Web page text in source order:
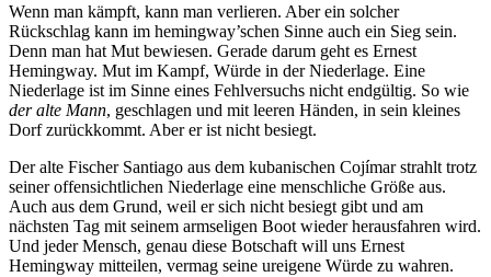
Wenn man kämpft, kann man verlieren. Aber ein solcher
Rückschlag kann im hemingway’schen Sinne auch ein Sieg sein.
Denn man hat Mut bewiesen. Gerade darum geht es Ernest
Hemingway. Mut im Kampf, Würde in der Niederlage. Eine
Niederlage ist im Sinne eines Fehlversuchs nicht endgültig. So wie
der alte Mann, geschlagen und mit leeren Händen, in sein kleines
Dorf zurückkommt. Aber er ist nicht besiegt.
Der alte Fischer Santiago aus dem kubanischen Cojímar strahlt trotz
seiner offensichtlichen Niederlage eine menschliche Größe aus.
Auch aus dem Grund, weil er sich nicht besiegt gibt und am
nächsten Tag mit seinem armseligen Boot wieder herausfahren wird.
Und jeder Mensch, genau diese Botschaft will uns Ernest
Hemingway mitteilen, vermag seine ureigene Würde zu wahren.